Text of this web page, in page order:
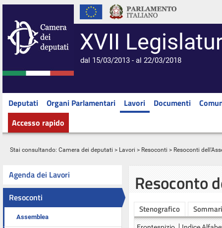
XVII
dal 15/03/2013 - al 22/03/2018
Deputati Organi Parlamentari Lavori Documenti
Accesso rapido
Stai consultando: Camera dei deputati > Lavori > Resoconti > Resoconti
Agenda dei Lavori
Resoconti
Assemblea
Resoconto
Stenografico